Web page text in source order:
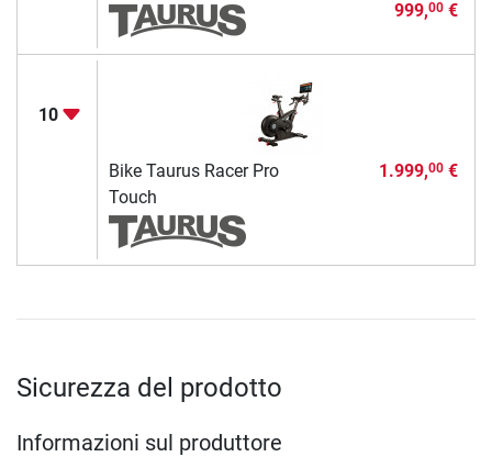
999,00€
10
Bike Taurus Racer Pro
Touch
1.999,00€
Sicurezza del prodotto
Informazioni sul produttore